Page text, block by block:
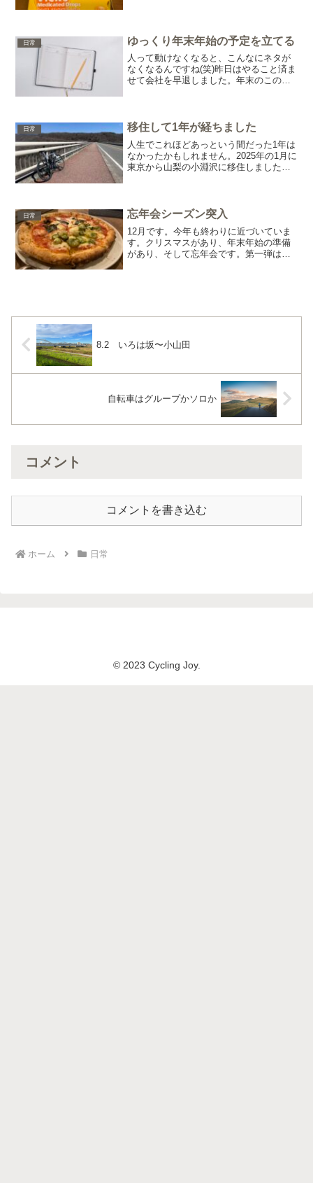
りません。腰は痛いし...
日常 ゆっくり年末年始の予定を立てる
人って動けなくなると、こんなにネタが
なくなるんですね(笑)昨日はやること済ま
せて会社を早退しました。年末のこの時
やはりそれだけでは余計...
日常 移住して1年が経ちました
人生でこれほどあっという間だった1年は
なかったかもしれません。2025年の1月に
東京から山梨の小淵沢に移住しました。
が・・・その中で...
日常 忘年会シーズン突入
12月です。今年も終わりに近づいていま
す。クリスマスがあり、年末年始の準備
があり、そして忘年会です。第一弾は自
8.2 いろは坂〜小山田
自転車はグループかソロか
コメント
コメントを書き込む
ホーム 日常
© 2023 Cycling Joy.